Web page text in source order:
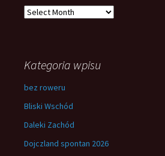
Archives
Kategoria wpisu
bez roweru
Bliski Wschód
Daleki Zachód
Dojczland spontan 2026